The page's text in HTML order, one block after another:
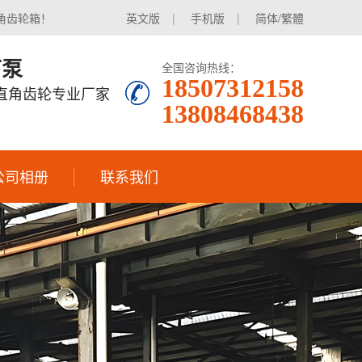
英文版 | 手机版 | 简体/繁體
轮箱！
角齿轮专业厂家
全国咨询热线：
18507312158
13808468438
司相册 联系我们